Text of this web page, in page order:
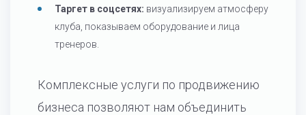
Таргет в соцсетях: визуализируем атмосферу
клуба, показываем оборудование и лица
тренеров.
Комплексные услуги по продвижению
бизнеса позволяют нам объединить